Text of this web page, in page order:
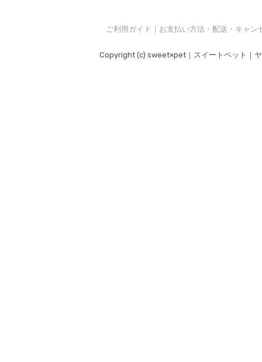
ご利用ガイド｜お支払い方法・配送・キャン
Copyright (c) sweet×pet｜スイートペット｜